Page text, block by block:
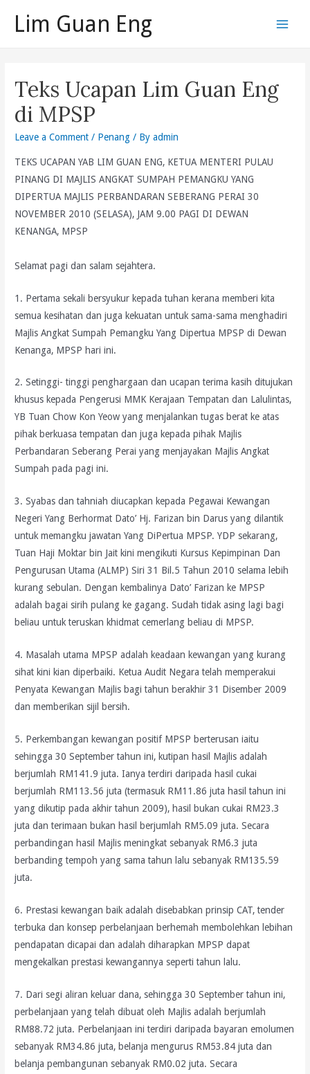
Lim Guan Eng
Teks Ucapan Lim Guan Eng
di MPSP
Leave a Comment / Penang / Byadmin
TEKS UCAPAN YAB LIM GUAN ENG, KETUA MENTERI PULAU
PINANG DI MAJLIS ANGKAT SUMPAH PEMANGKU YANG
DIPERTUA MAJLIS PERBANDARAN SEBERANG PERAI 30
NOVEMBER 2010 (SELASA), JAM 9.00 PAGI DI DEWAN
KENANGA, MPSP
Selamat pagi dan salam sejahtera.
1. Pertama sekali bersyukur kepada tuhan kerana memberi kita
semua kesihatan dan juga kekuatan untuk sama-sama menghadiri
Majlis Angkat Sumpah Pemangku Yang Dipertua MPSP di Dewan
Kenanga, MPSP hari ini.
2. Setinggi- tinggi penghargaan dan ucapan terima kasih ditujukan
khusus kepada Pengerusi MMK Kerajaan Tempatan dan Lalulintas,
YB Tuan Chow Kon Yeow yang menjalankan tugas berat ke atas
pihak berkuasa tempatan dan juga kepada pihak Majlis
Perbandaran Seberang Perai yang menjayakan Majlis Angkat
Sumpah pada pagi ini.
3. Syabas dan tahniah diucapkan kepada Pegawai Kewangan
Negeri Yang Berhormat Dato’ Hj. Farizan bin Darus yang dilantik
untuk memangku jawatan Yang DiPertua MPSP. YDP sekarang,
Tuan Haji Moktar bin Jait kini mengikuti Kursus Kepimpinan Dan
Pengurusan Utama (ALMP) Siri 31 Bil.5 Tahun 2010 selama lebih
kurang sebulan. Dengan kembalinya Dato’ Farizan ke MPSP
adalah bagai sirih pulang ke gagang. Sudah tidak asing lagi bagi
beliau untuk teruskan khidmat cemerlang beliau di MPSP.
4. Masalah utama MPSP adalah keadaan kewangan yang kurang
sihat kini kian diperbaiki. Ketua Audit Negara telah memperakui
Penyata Kewangan Majlis bagi tahun berakhir 31 Disember 2009
dan memberikan sijil bersih.
5. Perkembangan kewangan positif MPSP berterusan iaitu
sehingga 30 September tahun ini, kutipan hasil Majlis adalah
berjumlah RM141.9 juta. Ianya terdiri daripada hasil cukai
berjumlah RM113.56 juta (termasuk RM11.86 juta hasil tahun ini
yang dikutip pada akhir tahun 2009), hasil bukan cukai RM23.3
juta dan terimaan bukan hasil berjumlah RM5.09 juta. Secara
perbandingan hasil Majlis meningkat sebanyak RM6.3 juta
berbanding tempoh yang sama tahun lalu sebanyak RM135.59
juta.
6. Prestasi kewangan baik adalah disebabkan prinsip CAT, tender
terbuka dan konsep perbelanjaan berhemah membolehkan lebihan
pendapatan dicapai dan adalah diharapkan MPSP dapat
mengekalkan prestasi kewangannya seperti tahun lalu.
7. Dari segi aliran keluar dana, sehingga 30 September tahun ini,
perbelanjaan yang telah dibuat oleh Majlis adalah berjumlah
RM88.72 juta. Perbelanjaan ini terdiri daripada bayaran emolumen
sebanyak RM34.86 juta, belanja mengurus RM53.84 juta dan
belanja pembangunan sebanyak RM0.02 juta. Secara